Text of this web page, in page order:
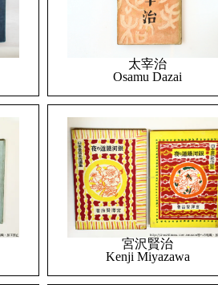
太宰治
Osamu Dazai
宮沢賢治
Kenji Miyazawa